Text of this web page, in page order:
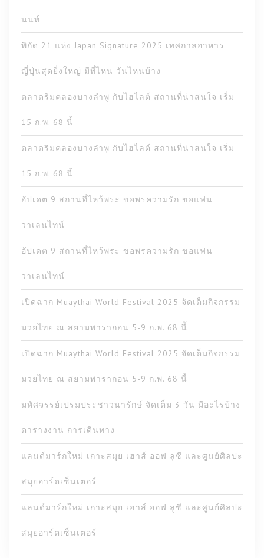
นนท์
พิกัด 21 แห่ง Japan Signature 2025 เทศกาลอาหาร
ญี่ปุ่นสุดยิ่งใหญ่ มีที่ไหน วันไหนบ้าง
ตลาดริมคลองบางลำพู กับไฮไลต์ สถานที่น่าสนใจ เริ่ม
15 ก.พ. 68 นี้
ตลาดริมคลองบางลำพู กับไฮไลต์ สถานที่น่าสนใจ เริ่ม
15 ก.พ. 68 นี้
อัปเดต 9 สถานที่ไหว้พระ ขอพรความรัก ขอแฟน
วาเลนไทน์
อัปเดต 9 สถานที่ไหว้พระ ขอพรความรัก ขอแฟน
วาเลนไทน์
เปิดฉาก Muaythai World Festival 2025 จัดเต็มกิจกรรม
มวยไทย ณ สยามพารากอน 5-9 ก.พ. 68 นี้
เปิดฉาก Muaythai World Festival 2025 จัดเต็มกิจกรรม
มวยไทย ณ สยามพารากอน 5-9 ก.พ. 68 นี้
มหัศจรรย์เปรมประชาวนารักษ์ จัดเต็ม 3 วัน มีอะไรบ้าง
ตารางงาน การเดินทาง
แลนด์มาร์กใหม่ เกาะสมุย เฮาส์ ออฟ ลูซี และศูนย์ศิลปะ
สมุยอาร์ตเซ็นเตอร์
แลนด์มาร์กใหม่ เกาะสมุย เฮาส์ ออฟ ลูซี และศูนย์ศิลปะ
สมุยอาร์ตเซ็นเตอร์